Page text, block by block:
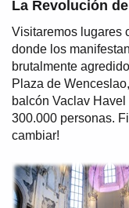
La Revolución
Visitaremos lugares
donde los
brutalmente
Plaza de
balcón Vaclav
300.000 personas.
cambiar!